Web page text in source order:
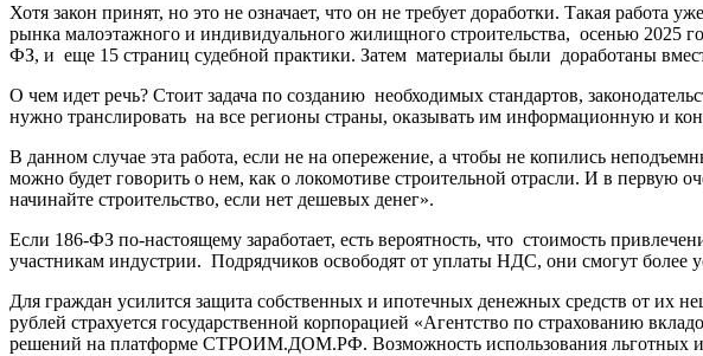
Хотя закон принят, но это не означает, что он не требует доработки. Такая работа
рынка малоэтажного и индивидуального жилищного строительства, осенью 2025
ФЗ, и еще 15 страниц судебной практики. Затем материалы были доработаны
О чем идет речь? Стоит задача по созданию необходимых стандартов,
нужно транслировать на все регионы страны, оказывать им информационную и
В данном случае эта работа, если не на опережение, а чтобы не копились
можно будет говорить о нем, как о локомотиве строительной отрасли. И в
начинайте строительство, если нет дешевых денег».
Если 186-ФЗ по-настоящему заработает, есть вероятность, что стоимость
участникам индустрии. Подрядчиков освободят от уплаты НДС, они смогут более
Для граждан усилится защита собственных и ипотечных денежных средств от их
рублей страхуется государственной корпорацией «Агентство по страхованию
решений на платформе СТРОИМ.ДОМ.РФ. Возможность использования льготных